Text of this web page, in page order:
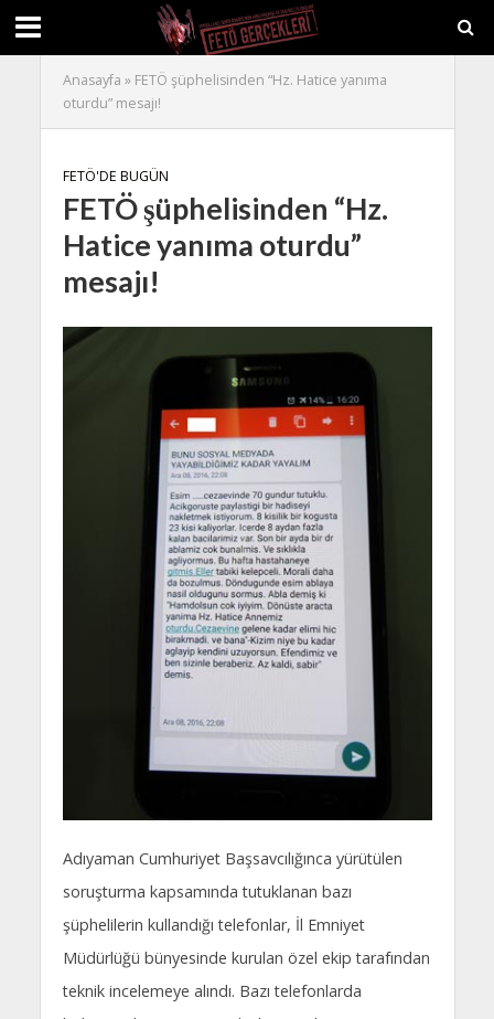
Anasayfa » FETÖ şüphelisinden “Hz. Hatice yanıma
oturdu” mesajı!
FETÖ'DE BUGÜN
FETÖ şüphelisinden “Hz.
Hatice yanıma oturdu”
mesajı!
Adıyaman Cumhuriyet Başsavcılığınca yürütülen
soruşturma kapsamında tutuklanan bazı
şüphelilerin kullandığı telefonlar, İl Emniyet
Müdürlüğü bünyesinde kurulan özel ekip tarafından
teknik incelemeye alındı. Bazı telefonlarda